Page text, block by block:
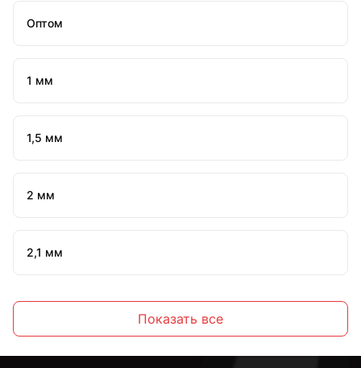
Оптом
1 мм
1,5 мм
2 мм
2,1 мм
Показать все